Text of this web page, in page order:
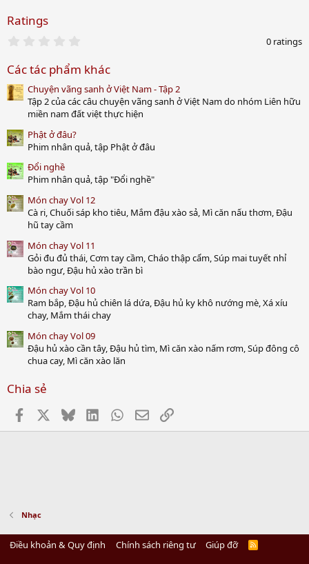
Ratings
0
t
a
r
(
)
0 ratings
Các tác phẩm khác
Chuyện vãng sanh ở Việt Nam - Tập 2
Tập 2 của các câu chuyện vãng sanh ở Việt Nam do nhóm Liên hữu
miền nam đất việt thực hiện
Phật ở đâu?
Phim nhân quả, tập Phật ở đâu
Đổi nghề
Phim nhân quả, tập "Đổi nghề"
Món chay Vol 12
Cà ri, Chuối sáp kho tiêu, Mắm đậu xào sả, Mì căn nấu thơm, Đậu
hũ tay cầm
Món chay Vol 11
Gỏi đu đủ thái, Cơm tay cầm, Cháo thập cẩm, Súp mai tuyết nhỉ
bào ngư, Đậu hủ xào trần bì
Món chay Vol 10
Ram bắp, Đậu hủ chiên lá dứa, Đậu hủ ky khô nướng mè, Xá xíu
chay, Mắm thái chay
Món chay Vol 09
Đậu hủ xào cần tây, Đậu hủ tìm, Mì căn xào nấm rơm, Súp đông cô
chua cay, Mì căn xào lăn
Chia sẻ
Facebook BlueskyLinkedInWhatsApp
EmailLink
Nhạc
Điều khoản & Quy định Chính sách riêng tư Giúp đỡ
R